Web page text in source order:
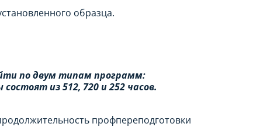
образца.
по двум типам программ:
из 512, 720 и 252 часов.
профпереподготовки